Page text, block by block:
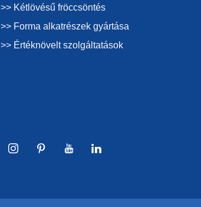
>> Kétlövésű fröccsöntés
>> Forma alkatrészek gyártása
>> Értéknövelt szolgáltatások